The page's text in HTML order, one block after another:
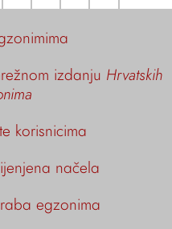
izdanju Hrvatskih
korisnicima
načela
egzonima